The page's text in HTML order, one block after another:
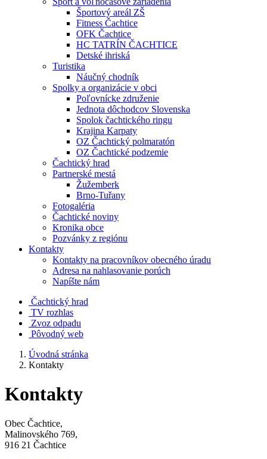
Športový areál ZŠ
Fitness Čachtice
OFK Čachtice
HC TATRÍN ČACHTICE
Detské ihriská
Turistika
Náučný chodník
Spolky a organizácie v obci
Poľovnícke združenie
Jednota dôchodcov Slovenska
Spolok čachtického ringu
Krajina Karpaty
OZ Čachtický polmaratón
OZ Čachtické podzemie
Čachtický hrad
Partnerské mestá
Žužemberk
Brno-Tuřany
Fotogaléria
Čachtické noviny
Kronika obce
Pozvánky z regiónu
Kontakty
Kontakty na pracovníkov obecného úradu
Adresa na nahlasovanie porúch
Napíšte nám
Čachtický hrad
TV rozhlas
Zvoz odpadu
Pôvodný web
Úvodná stránka
Kontakty
Kontakty
Obec Čachtice,
Malinovského 769,
916 21 Čachtice